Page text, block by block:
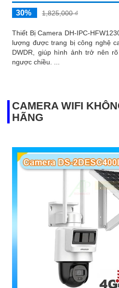
30% 1,825,000 ₫
Thiết Bị Camera DH-IPC-
lượng được trang bị công nghệ
DWDR, giúp hình ảnh trở nên
ngược chiều. ...
CAMERA WIFI
HÃNG